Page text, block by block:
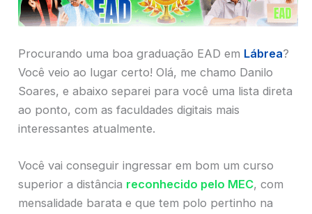
Procurando uma boa graduação EAD em Lábrea?
Você veio ao lugar certo! Olá, me chamo Danilo
Soares, e abaixo separei para você uma lista direta
ao ponto, com as faculdades digitais mais
interessantes atualmente.
Você vai conseguir ingressar em bom um curso
superior a distância reconhecido pelo MEC, com
mensalidade barata e que tem polo pertinho na